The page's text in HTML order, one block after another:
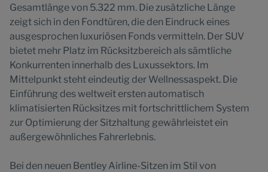
Gesamtlänge von 5.322 mm. Die zusätzliche Länge
zeigt sich in den Fondtüren, die den Eindruck eines
ausgesprochen luxuriösen Fonds vermitteln. Der SUV
bietet mehr Platz im Rücksitzbereich als sämtliche
Konkurrenten innerhalb des Luxussektors. Im
Mittelpunkt steht eindeutig der Wellnessaspekt. Die
Einführung des weltweit ersten automatisch
klimatisierten Rücksitzes mit fortschrittlichem System
zur Optimierung der Sitzhaltung gewährleistet ein
außergewöhnliches Fahrerlebnis.
Bei den neuen Bentley Airline-Sitzen im Stil von